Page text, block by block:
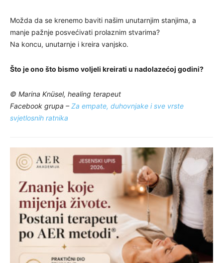
Možda da se krenemo baviti našim unutarnjim stanjima, a
manje pažnje posvećivati prolaznim stvarima?
Na koncu, unutarnje i kreira vanjsko.
Što je ono što bismo voljeli kreirati u nadolazećoj godini?
© Marina Knüsel, healing terapeut
Facebook grupa –Za empate, duhovnjake i sve vrste
svjetlosnih ratnika